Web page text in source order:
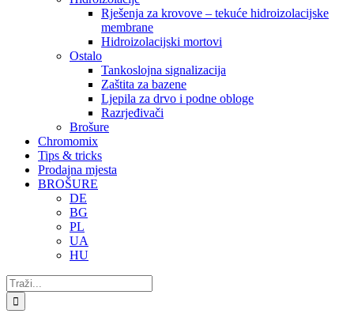
Rješenja za krovove – tekuće hidroizolacijske
membrane
Hidroizolacijski mortovi
Ostalo
Tankoslojna signalizacija
Zaštita za bazene
Ljepila za drvo i podne obloge
Razrjeđivači
Brošure
Chromomix
Tips & tricks
Prodajna mjesta
BROŠURE
DE
BG
PL
UA
HU
Traži...